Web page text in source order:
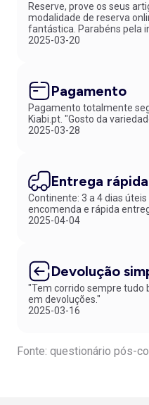
Reserve, prove os seus
modalidade de reserva
fantástica. Parabéns pela
2025-03-20
Pagamento
Pagamento totalmente
Kiabi.pt. "Gosto da
2025-03-28
Entrega rápida
Continente: 3 a 4 dias úteis Ilhas:
encomenda e rápida
2025-04-04
Devolução
"Tem corrido sempre tudo
em devoluções."
2025-03-16
Fonte: questionário pós-